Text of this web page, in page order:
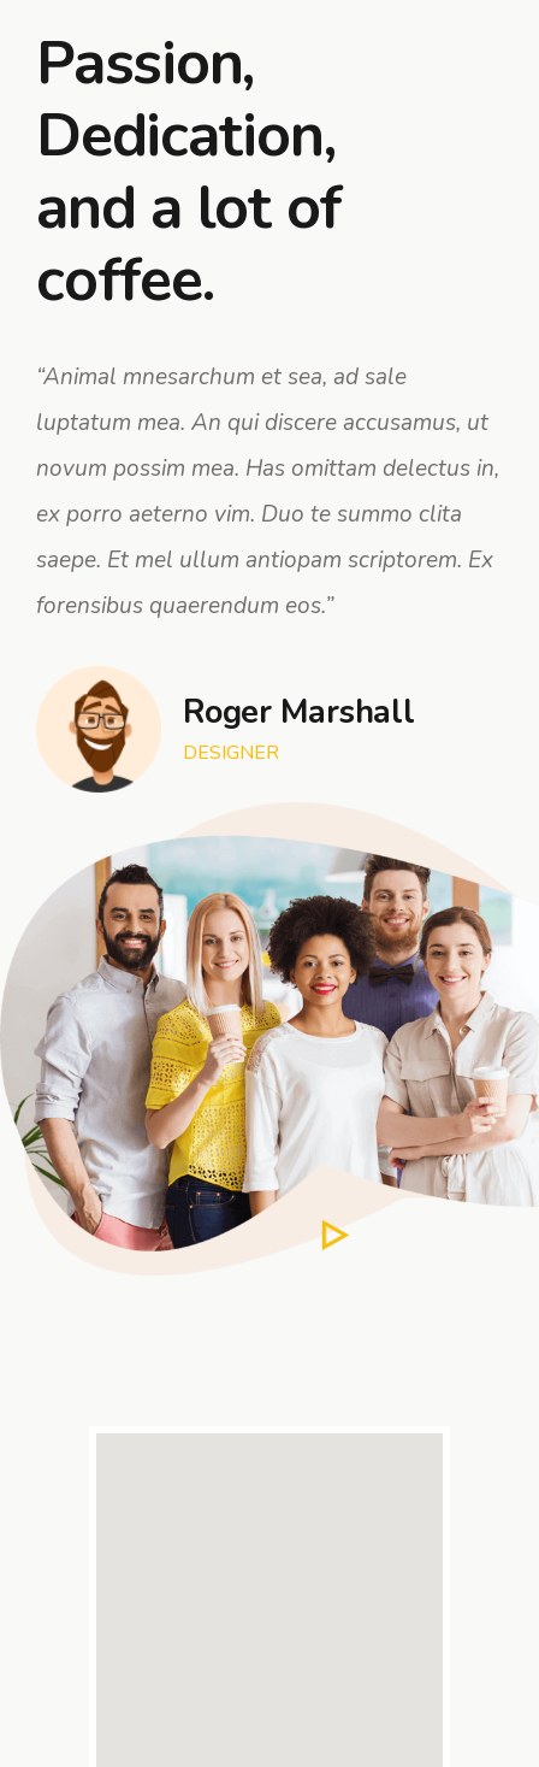
Passion,
Dedication,
and a lot of
coffee.
“Animal mnesarchum et sea, ad sale
luptatum mea. An qui discere accusamus, ut
novum possim mea. Has omittam delectus in,
ex porro aeterno vim. Duo te summo clita
saepe. Et mel ullum antiopam scriptorem. Ex
forensibus quaerendum eos.”
Roger Marshall
DESIGNER